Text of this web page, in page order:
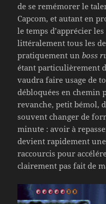
de se remémorer le
Capcom, et autant en
le temps d’apprécier
littéralement tous les
pratiquement unboss
étant particulièrement
vaudra faire usage de
débloquées en chemin
revanche, petit bémol,
souvent changer de
minute : avoir à
devient rapidement
raccourcis pour
clairement pas fait de